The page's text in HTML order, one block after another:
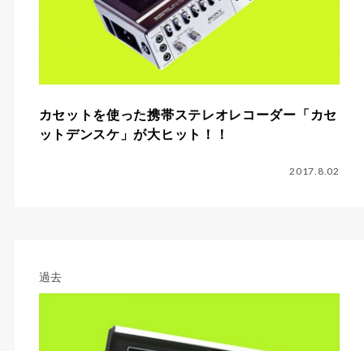
カセットを使った携帯ステレオレコーダー「カセ
ットデンスケ」が大ヒット！！
2017.8.02
過去